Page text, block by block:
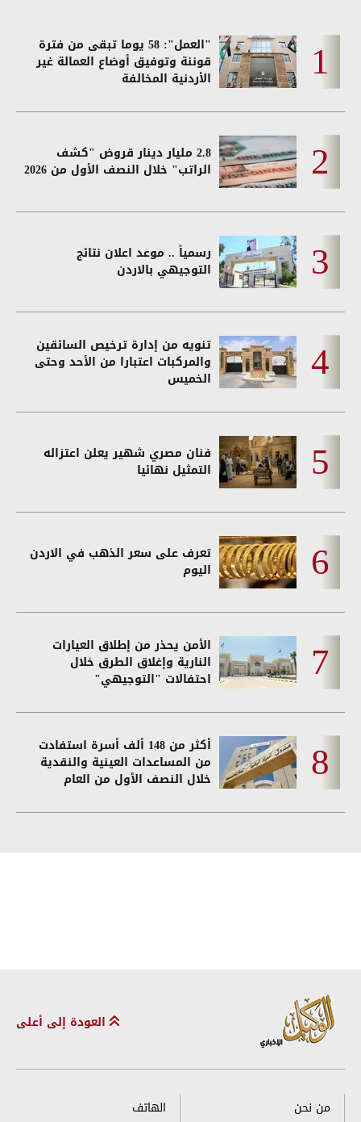
"العمل": 58 يوما تبقى من فترة
قوننة وتوفيق أوضاع العمالة غير
الأردنية المخالفة
2.8 مليار دينار قروض "كشف
الراتب" خلال النصف الأول من 2026
رسمياً .. موعد اعلان نتائج
التوجيهي بالاردن
تنويه من إدارة ترخيص السائقين
والمركبات اعتبارا من الأحد وحتى
الخميس
فنان مصري شهير يعلن اعتزاله
التمثيل نهائيا
تعرف على سعر الذهب في الاردن
اليوم
الأمن يحذر من إطلاق العيارات
النارية وإغلاق الطرق خلال
احتفالات "التوجيهي"
أكثر من 148 ألف أسرة استفادت
من المساعدات العينية والنقدية
خلال النصف الأول من العام
العودة إلى أعلى
من نحن الهاتف